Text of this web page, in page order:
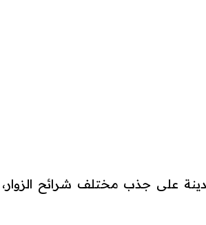
على جذب مختلف شرائح